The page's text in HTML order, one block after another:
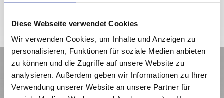
Diese Webseite verwendet Cookies
Wir verwenden Cookies, um Inhalte und Anzeigen zu
personalisieren, Funktionen für soziale Medien anbieten
zu können und die Zugriffe auf unsere Website zu
analysieren. Außerdem geben wir Informationen zu Ihrer
Verwendung unserer Website an unsere Partner für
URLAUB IM VINSCHGAU
ANGEBOTE